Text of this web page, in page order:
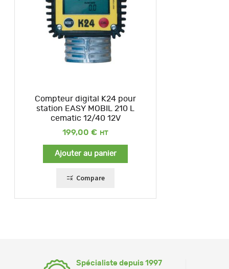
Compteur digital K24 pour
station EASY MOBIL 210 L
cematic 12/40 12V
199,00 €
Ajouter au panier
Compare
Spécialiste depuis 1997